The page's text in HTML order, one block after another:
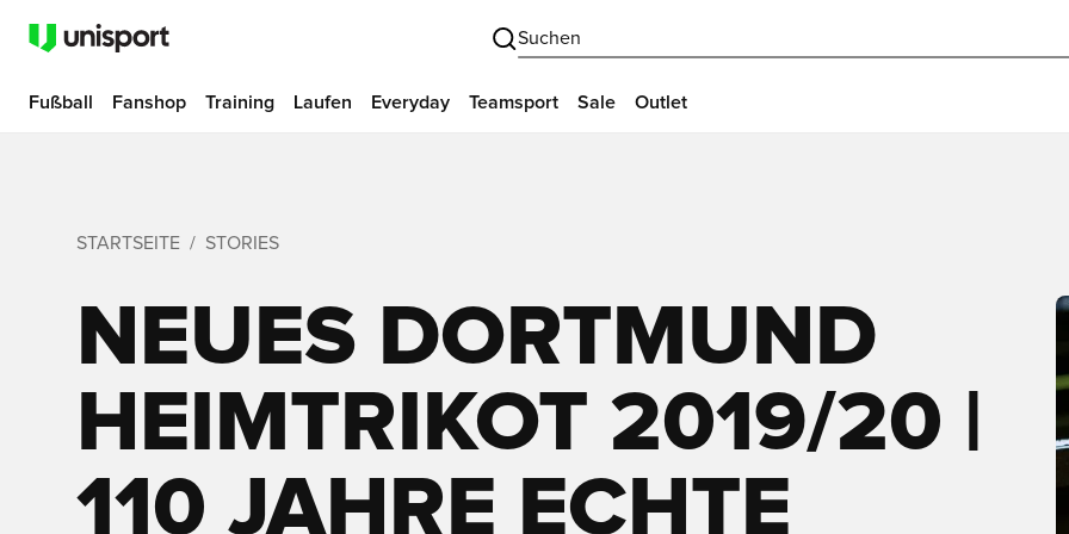
Suchen
Fußball Fanshop Training Laufen Everyday Teamsport Sale Outlet
STARTSEITE STORIES
NEUES DORTMUND
HEIMTRIKOT 2019/20 |
110 JAHRE ECHTE